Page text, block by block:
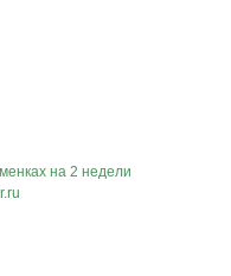
на 2 недели